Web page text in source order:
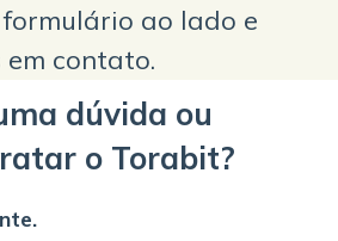
formulário ao lado e
contato.
dúvida ou
o Torabit?